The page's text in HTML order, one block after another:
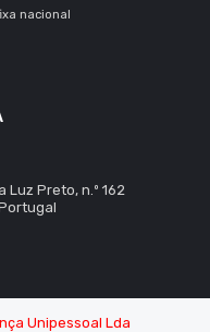
nacional
Preto, n.º 162
Unipessoal Lda